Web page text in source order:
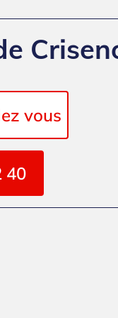
vous
40